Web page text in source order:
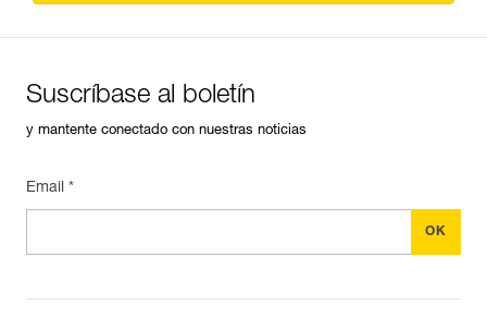
Suscríbase al boletín
y mantente conectado con nuestras noticias
Email *